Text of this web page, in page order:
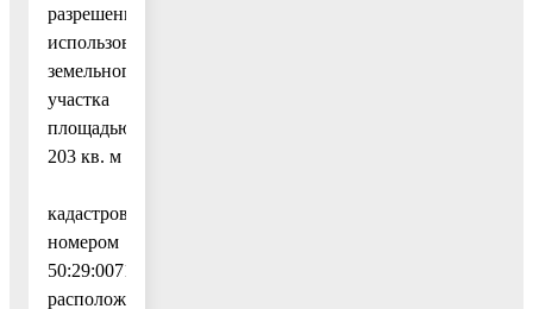
разрешенного
использования
земельного
участка
площадью
203 кв. м
кадастровым
номером
50:29:0071604:374,
расположенного